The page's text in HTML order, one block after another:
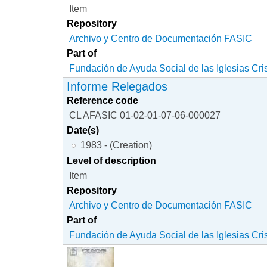
Item
Repository
Archivo y Centro de Documentación FASIC
Part of
Fundación de Ayuda Social de las Iglesias
Informe Relegados
Reference code
CL AFASIC 01-02-01-07-06-000027
Date(s)
1983 - (Creation)
Level of description
Item
Repository
Archivo y Centro de Documentación FASIC
Part of
Fundación de Ayuda Social de las Iglesias